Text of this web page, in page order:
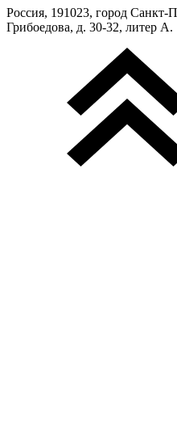
Россия, 191023, город Санкт-
Грибоедова, д. 30-32, литер А.